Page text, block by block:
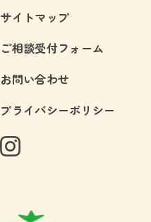
サイトマップ
ご相談受付フォーム
お問い合わせ
プライバシーポリシー